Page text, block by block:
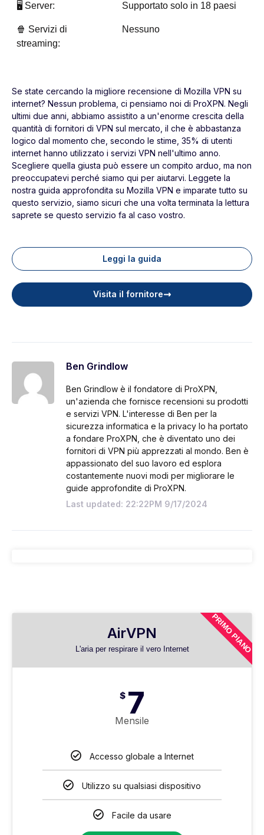
🖥️ Server: Supportato solo in 18 paesi
🍿 Servizi di
streaming:
Nessuno
Se state cercando la migliore recensione di Mozilla VPN su
internet? Nessun problema, ci pensiamo noi di ProXPN. Negli
ultimi due anni, abbiamo assistito a un'enorme crescita della
quantità di fornitori di VPN sul mercato, il che è abbastanza
logico dal momento che, secondo le stime, 35% di utenti
internet hanno utilizzato i servizi VPN nell'ultimo anno.
Scegliere quella giusta può essere un compito arduo, ma non
preoccupatevi perché siamo qui per aiutarvi. Leggete la
nostra guida approfondita su Mozilla VPN e imparate tutto su
questo servizio, siamo sicuri che una volta terminata la lettura
saprete se questo servizio fa al caso vostro.
Leggi la guida
Visita il fornitore
Ben Grindlow
Ben Grindlow è il fondatore di ProXPN,
un'azienda che fornisce recensioni su prodotti
e servizi VPN. L'interesse di Ben per la
sicurezza informatica e la privacy lo ha portato
a fondare ProXPN, che è diventato uno dei
fornitori di VPN più apprezzati al mondo. Ben è
appassionato del suo lavoro ed esplora
costantemente nuovi modi per migliorare le
guide approfondite di ProXPN.
Last updated: 22:22PM 9/17/2024
AirVPN
L'aria per respirare il vero Internet
$ 7
Mensile
Accesso globale a Internet
Utilizzo su qualsiasi dispositivo
Facile da usare
PRIMO PIANO